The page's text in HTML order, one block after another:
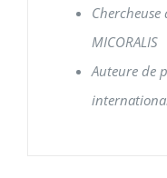
Chercheuse
MICORALIS
Auteure de